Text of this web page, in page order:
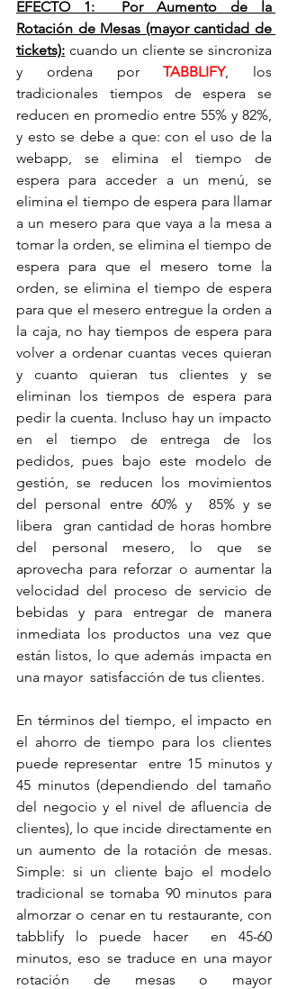
EFECTO 1:  Por Aumento de la
Rotación de Mesas (mayor cantidad de
tickets): cuando un cliente se sincroniza
y ordena por TABBLIFY, los
tradicionales tiempos de espera se
reducen en promedio entre 55% y 82%,
y esto se debe a que: con el uso de la
webapp, se elimina el tiempo de
espera para acceder a un menú, se
elimina el tiempo de espera para llamar
a un mesero para que vaya a la mesa a
tomar la orden, se elimina el tiempo de
espera para que el mesero tome la
orden, se elimina el tiempo de espera
para que el mesero entregue la orden a
la caja, no hay tiempos de espera para
volver a ordenar cuantas veces quieran
y cuanto quieran tus clientes y se
eliminan los tiempos de espera para
pedir la cuenta. Incluso hay un impacto
en el tiempo de entrega de los
pedidos, pues bajo este modelo de
gestión, se reducen los movimientos
del personal entre 60% y  85% y se
libera  gran cantidad de horas hombre
del personal mesero, lo que se
aprovecha para reforzar o aumentar la
velocidad del proceso de servicio de
bebidas y para entregar de manera
inmediata los productos una vez que
están listos, lo que además impacta en
una mayor  satisfacción de tus clientes.
En términos del tiempo, el impacto en
el ahorro de tiempo para los clientes
puede representar  entre 15 minutos y
45 minutos (dependiendo del tamaño
del negocio y el nivel de afluencia de
clientes), lo que incide directamente en
un aumento de la rotación de mesas.
Simple: si un cliente bajo el modelo
tradicional se tomaba 90 minutos para
almorzar o cenar en tu restaurante, con
tabblify lo puede hacer  en 45-60
minutos, eso se traduce en una mayor
rotación de mesas o mayor